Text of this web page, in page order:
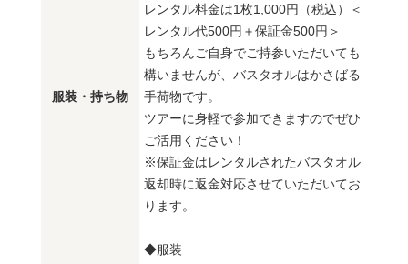
服装・持ち物
レンタル料金は1枚1,000円（税込）＜
レンタル代500円＋保証金500円＞
もちろんご自身でご持参いただいても
構いませんが、バスタオルはかさばる
手荷物です。
ツアーに身軽で参加できますのでぜひ
ご活用ください！
※保証金はレンタルされたバスタオル
返却時に返金対応させていただいてお
ります。
◆服装